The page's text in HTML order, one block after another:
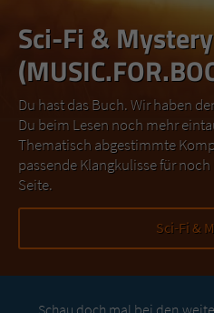
Sci-Fi & Mystery
Du hast das Buch. Wir haben
Du beim Lesen noch mehr
Thematisch abgestimmte
passende Klangkulisse für
Seite.
Sci-Fi &